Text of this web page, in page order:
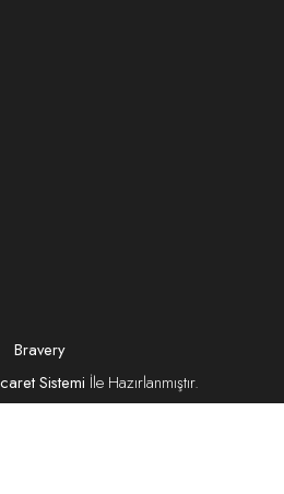
Bravery
Sistemi İle Hazırlanmıştır.